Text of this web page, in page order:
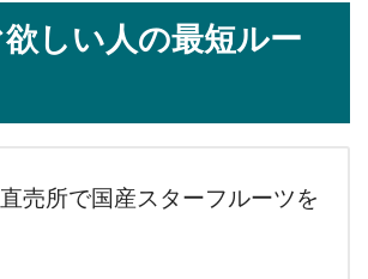
しい人の最短ルー
売所で国産スターフルーツを